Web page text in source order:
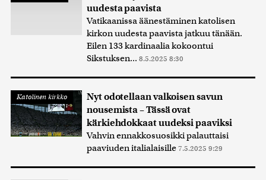
uudesta paavista
Vatikaanissa äänestäminen katolisen
kirkon uudesta paavista jatkuu tänään.
Eilen 133 kardinaalia kokoontui
Sikstuksen... 8.5.2025 8:30
Katolinen kirkko
Nyt odotellaan valkoisen savun
nousemista – Tässä ovat
kärkiehdokkaat uudeksi paaviksi
Vahvin ennakkosuosikki palauttaisi
paaviuden italialaisille 7.5.2025 9:29